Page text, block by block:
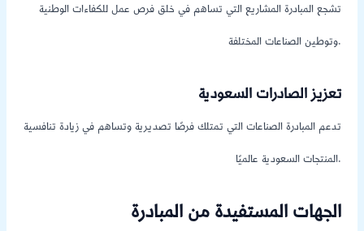
تشجع المبادرة المشاريع التي تساهم في خلق فرص عمل للكفاءات الوطنية
وتوطين الصناعات المختلفة.
تعزيز الصادرات السعودية
تدعم المبادرة الصناعات التي تمتلك فرصًا تصديرية وتساهم في زيادة تنافسية
المنتجات السعودية عالميًا.
الجهات المستفيدة من المبادرة